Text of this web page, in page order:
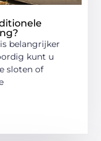
belangrijker
kunt u
sloten of